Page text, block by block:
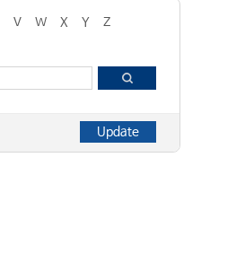
V W X Y
Z